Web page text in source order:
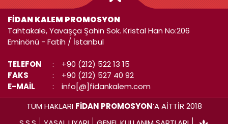
FİDAN KALEM PROMOSYON
Tahtakale, Yavaşça Şahin Sok. Kristal Han No:206
Eminönü - Fatih / İstanbul
TELEFON :
+90 (212) 522 13 15
FAKS
:
+90 (212) 527 40 92
E-MAİL
:
info[@]fidankalem.com
TÜM HAKLARI FİDAN PROMOSYON’A AİTTİR 2018